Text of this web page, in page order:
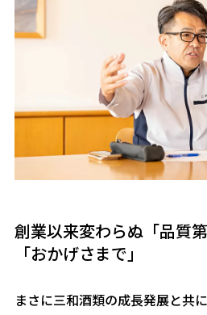
創業以来変わらぬ「品質
「おかげさまで」
――まさに三和酒類の成長発展と